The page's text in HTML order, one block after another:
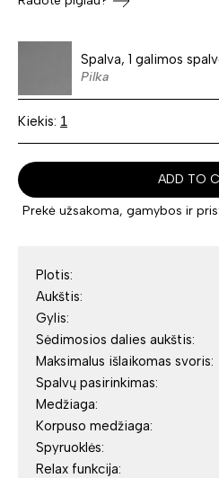
Spalva, 1 galimos
Pilka
Kiekis:
ADD TO
Prekė užsakoma, gamybos ir
Plotis:
Aukštis:
Gylis:
Sėdimosios dalies aukštis:
Maksimalus išlaikomas svoris:
Spalvų pasirinkimas:
Medžiaga:
Korpuso medžiaga:
Spyruoklės:
Relax funkcija: